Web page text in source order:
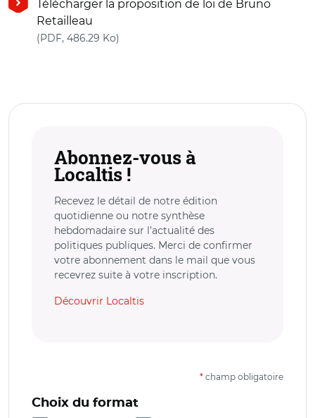
Télécharger la proposition de loi de Bruno
Retailleau
(PDF, 486.29 Ko)
Abonnez-vous à
Localtis !
Recevez le détail de notre édition
quotidienne ou notre synthèse
hebdomadaire sur l’actualité des
politiques publiques. Merci de confirmer
votre abonnement dans le mail que vous
recevrez suite à votre inscription.
Découvrir Localtis
* champ obligatoire
Choix du format